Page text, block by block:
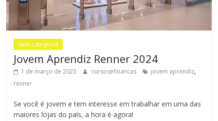
Sem categoria
Jovem Aprendiz Renner 2024
1 de março de 2023 cursosefinancas jovem aprendiz,
renner
Se você é jovem e tem interesse em trabalhar em uma das
maiores lojas do país, a hora é agora!